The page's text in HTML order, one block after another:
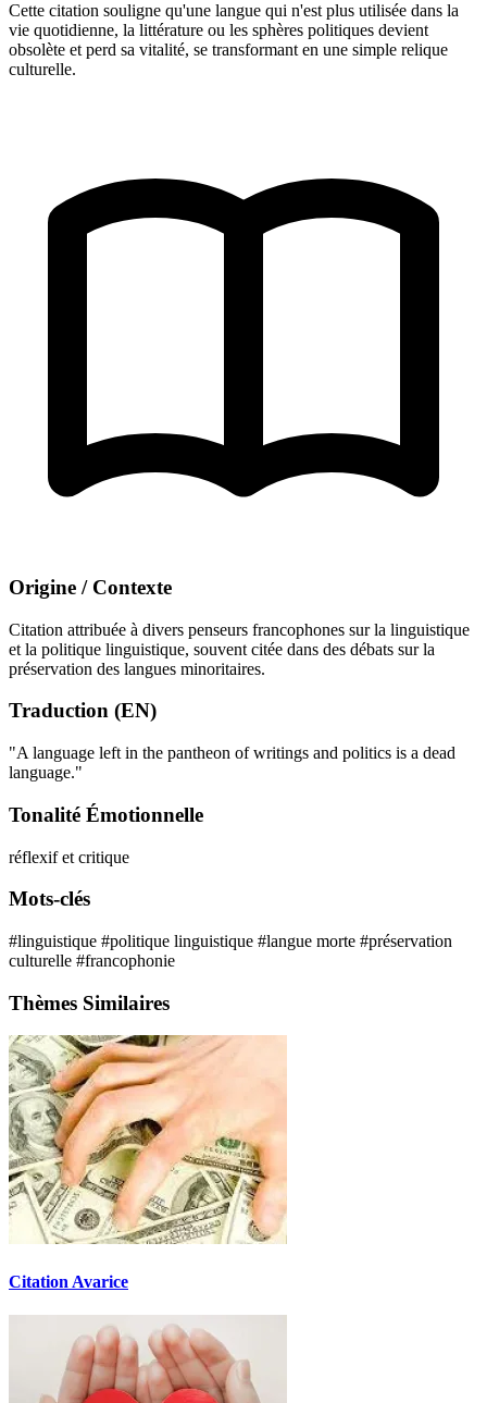
Cette citation souligne qu'une langue qui n'est plus utilisée dans la
vie quotidienne, la littérature ou les sphères politiques devient
obsolète et perd sa vitalité, se transformant en une simple relique
culturelle.
Origine / Contexte
Citation attribuée à divers penseurs francophones sur la linguistique
et la politique linguistique, souvent citée dans des débats sur la
préservation des langues minoritaires.
Traduction (EN)
"A language left in the pantheon of writings and politics is a dead
language."
Tonalité Émotionnelle
réflexif et critique
Mots-clés
#linguistique #politique linguistique #langue morte #préservation
culturelle #francophonie
Thèmes Similaires
Citation Avarice